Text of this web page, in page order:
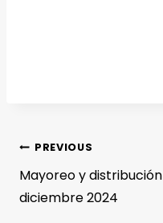
PREVIOUS
Mayoreo y distribución
diciembre 2024